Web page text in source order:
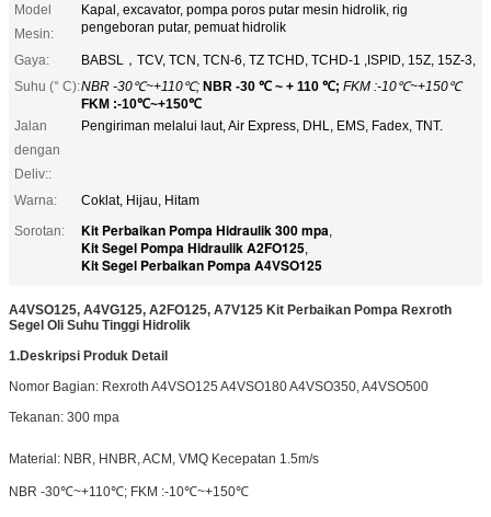
Model
Mesin:
Kapal, excavator, pompa poros putar mesin hidrolik, rig
pengeboran putar, pemuat hidrolik
Gaya:
BABSL，TCV, TCN, TCN-6, TZ TCHD, TCHD-1 ,ISPID, 15Z, 15Z-3,
Suhu (° C):NBR -30℃~+110℃; NBR -30 ℃ ~ + 110 ℃; FKM :-10℃~+150℃
FKM :-10℃~+150℃
Jalan
dengan
Deliv::
Pengiriman melalui laut, Air Express, DHL, EMS, Fadex, TNT.
Warna:
Coklat, Hijau, Hitam
Sorotan:
Kit Perbaikan Pompa Hidraulik 300 mpa,
Kit Segel Pompa Hidraulik A2FO125,
Kit Segel Perbaikan Pompa A4VSO125
A4VSO125, A4VG125, A2FO125, A7V125 Kit Perbaikan Pompa Rexroth
Segel Oli Suhu Tinggi Hidrolik
1.Deskripsi Produk Detail
Nomor Bagian: Rexroth A4VSO125 A4VSO180 A4VSO350, A4VSO500
Tekanan: 300 mpa
Material: NBR, HNBR, ACM, VMQ Kecepatan 1.5m/s
NBR -30℃~+110℃; FKM :-10℃~+150℃